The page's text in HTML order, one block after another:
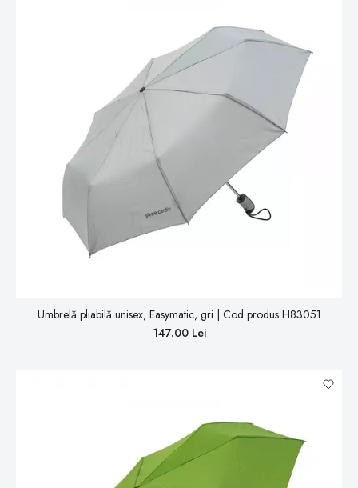
Umbrelă pliabilă unisex, Easymatic, gri | Cod produs H83051
147.00 Lei